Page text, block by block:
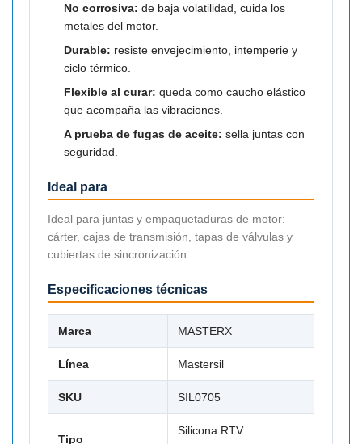
No corrosiva: de baja volatilidad, cuida los
metales del motor.
Durable: resiste envejecimiento, intemperie y
ciclo térmico.
Flexible al curar: queda como caucho elástico
que acompaña las vibraciones.
A prueba de fugas de aceite: sella juntas con
seguridad.
Ideal para
Ideal para juntas y empaquetaduras de motor:
cárter, cajas de transmisión, tapas de válvulas y
cubiertas de sincronización.
Especificaciones técnicas
Marca MASTERX
Línea Mastersil
SKU SIL0705
Tipo
Silicona RTV